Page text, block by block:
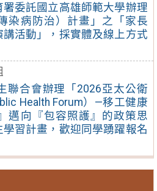
委託國立高雄師範大學辦理
染病防治）計畫」之「家長
講活動」，採實體及線上方式
聯合會辦理「2026亞太公衛
Health Forum）—移工健康
邁向『包容照護』的政策思
習計畫，歡迎同學踴躍報名